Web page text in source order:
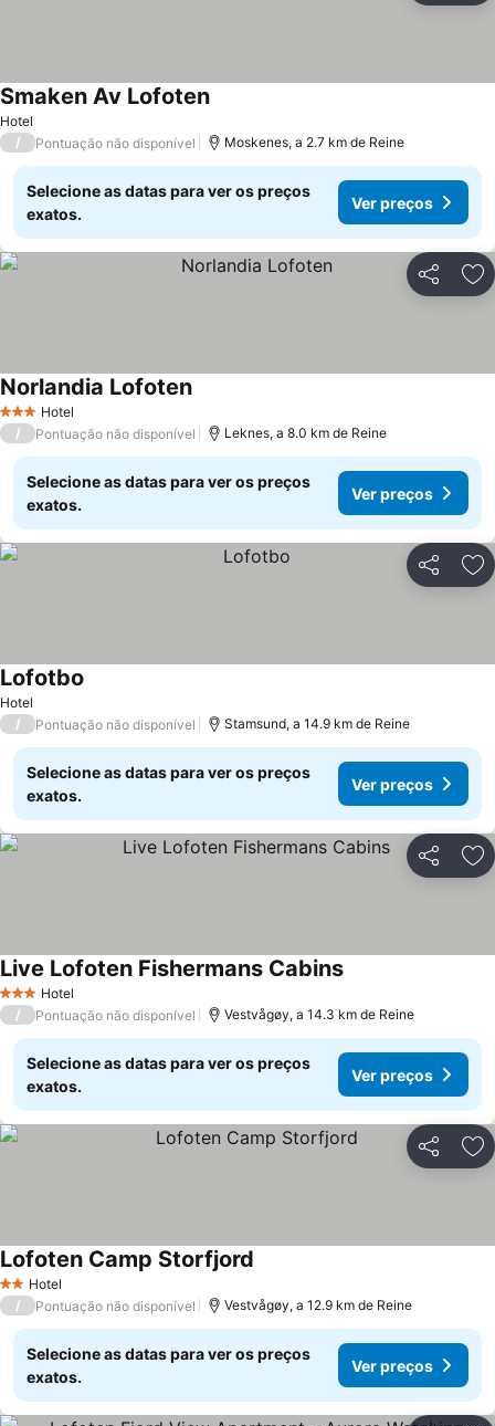
Hotel
Smaken Av LofotenVer preços
/ Pontuação não disponível Moskenes, a 2.7 km de Reine
Selecione as datas para ver os preços
exatos.
Ver preços
Partilhar
3 EstrelasHotel
Norlandia LofotenVer preços
/ Pontuação não disponível Leknes, a 8.0 km de Reine
Selecione as datas para ver os preços
exatos.
Ver preços
Partilhar
Hotel
Lofotbo
/ Pontuação não disponível Stamsund, a 14.9 km de Reine
Selecione as datas para ver os preços
exatos.
Ver preços
Partilhar
3 EstrelasHotel
Live Lofoten Fishermans CabinsVer preços
/ Pontuação não disponível Vestvågøy, a 14.3 km de Reine
Selecione as datas para ver os preços
exatos.
Ver preços
Partilhar
2 Estrelas
Hotel
Lofoten Camp Storfjord
/ Pontuação não disponível Vestvågøy, a 12.9 km de Reine
Selecione as datas para ver os preços
exatos.
Ver preços